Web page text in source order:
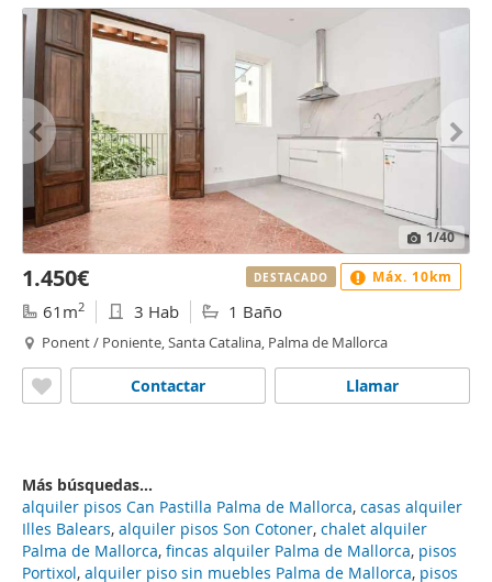
1/40
1.450€
61m2 3 Hab 1 Baño
Ponent / Poniente, Santa Catalina, Palma de Mallorca
Llamar
Contactar
DESTACADO Máx. 10km
Más búsquedas...
alquiler pisos Can Pastilla Palma de Mallorca, casas alquiler
Illes Balears, alquiler pisos Son Cotoner, chalet alquiler
Palma de Mallorca, fincas alquiler Palma de Mallorca, pisos
Portixol, alquiler piso sin muebles Palma de Mallorca, pisos